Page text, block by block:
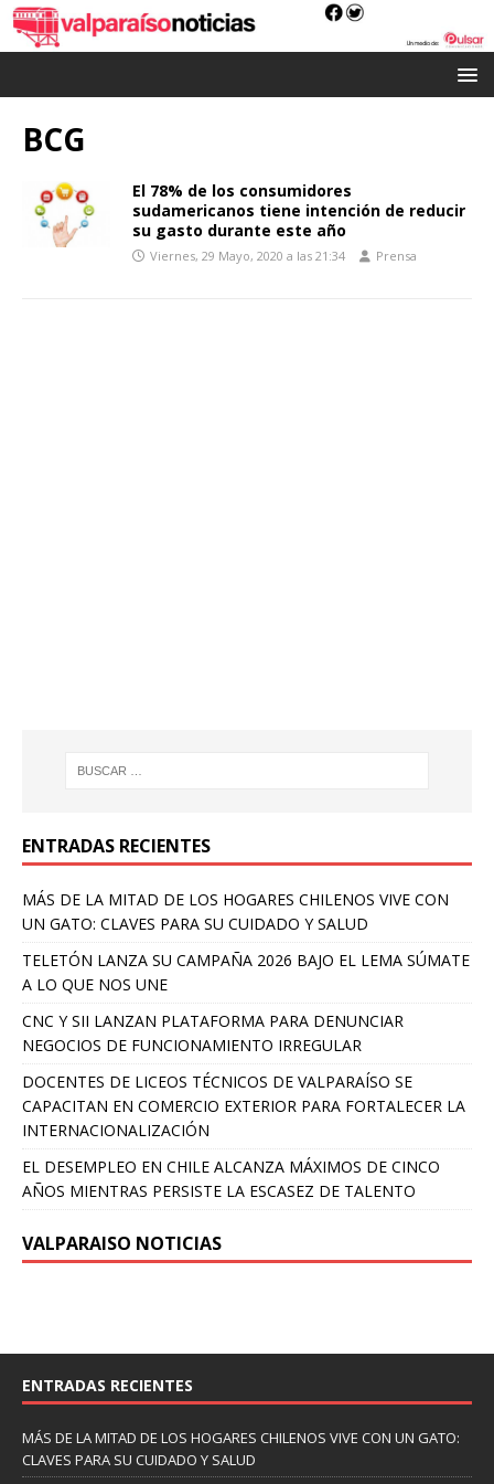
BCG
El 78% de los consumidores
sudamericanos tiene intención de reducir
su gasto durante este año
Viernes, 29 Mayo, 2020 a las 21:34 Prensa
ENTRADAS RECIENTES
MÁS DE LA MITAD DE LOS HOGARES CHILENOS VIVE CON
UN GATO: CLAVES PARA SU CUIDADO Y SALUD
TELETÓN LANZA SU CAMPAÑA 2026 BAJO EL LEMA SÚMATE
A LO QUE NOS UNE
CNC Y SII LANZAN PLATAFORMA PARA DENUNCIAR
NEGOCIOS DE FUNCIONAMIENTO IRREGULAR
DOCENTES DE LICEOS TÉCNICOS DE VALPARAÍSO SE
CAPACITAN EN COMERCIO EXTERIOR PARA FORTALECER LA
INTERNACIONALIZACIÓN
EL DESEMPLEO EN CHILE ALCANZA MÁXIMOS DE CINCO
AÑOS MIENTRAS PERSISTE LA ESCASEZ DE TALENTO
VALPARAISO NOTICIAS
ENTRADAS RECIENTES
MÁS DE LA MITAD DE LOS HOGARES CHILENOS VIVE CON UN GATO:
CLAVES PARA SU CUIDADO Y SALUD